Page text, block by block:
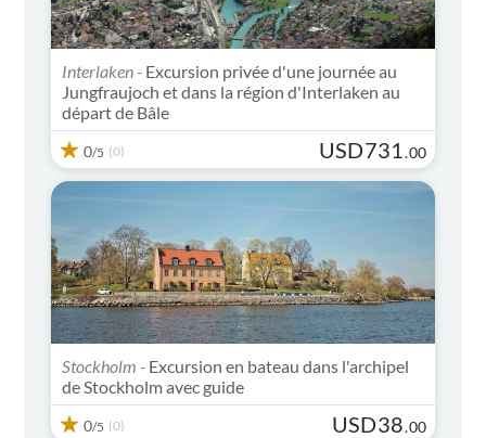
Interlaken - Excursion privée d'une journée au
Jungfraujoch et dans la région d'Interlaken au
départ de Bâle
0/5 (0) USD731 .00
Stockholm - Excursion en bateau dans l'archipel
de Stockholm avec guide
0/5 (0) USD38.00